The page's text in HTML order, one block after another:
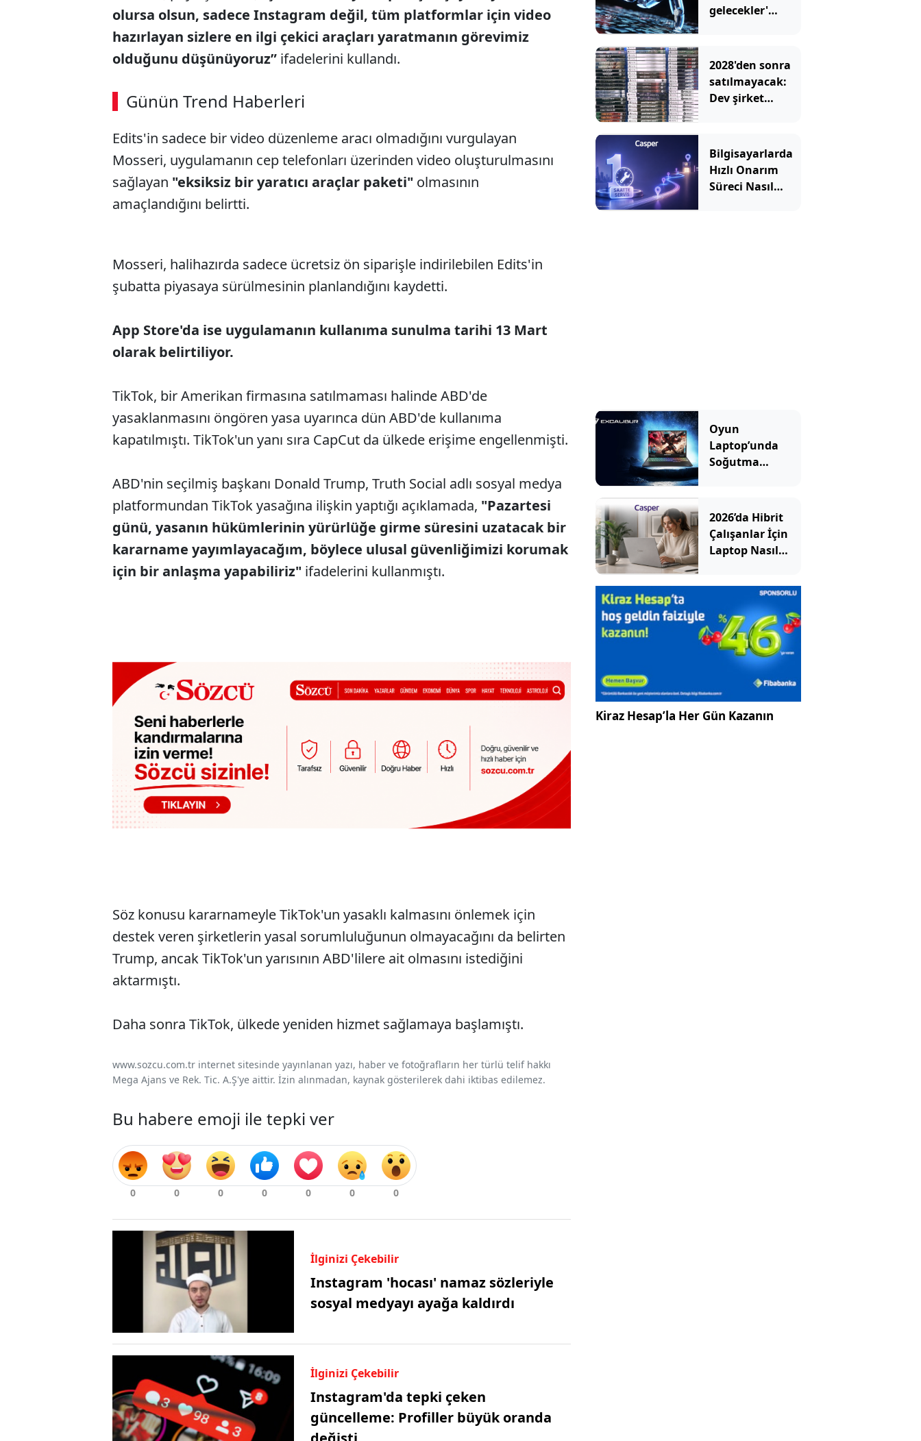
olursa olsun, sadece Instagram değil, tüm platformlar için video
hazırlayan sizlere en ilgi çekici araçları yaratmanın görevimiz
olduğunu düşünüyoruz” ifadelerini kullandı.
Günün Trend Haberleri
Edits'in sadece bir video düzenleme aracı olmadığını vurgulayan
Mosseri, uygulamanın cep telefonları üzerinden video oluşturulmasını
sağlayan "eksiksiz bir yaratıcı araçlar paketi" olmasının
amaçlandığını belirtti.
Mosseri, halihazırda sadece ücretsiz ön siparişle indirilebilen Edits'in
şubatta piyasaya sürülmesinin planlandığını kaydetti.
App Store'da ise uygulamanın kullanıma sunulma tarihi 13 Mart
olarak belirtiliyor.
TikTok, bir Amerikan firmasına satılmaması halinde ABD'de
yasaklanmasını öngören yasa uyarınca dün ABD'de kullanıma
kapatılmıştı. TikTok'un yanı sıra CapCut da ülkede erişime engellenmişti.
ABD'nin seçilmiş başkanı Donald Trump, Truth Social adlı sosyal medya
platformundan TikTok yasağına ilişkin yaptığı açıklamada, "Pazartesi
günü, yasanın hükümlerinin yürürlüğe girme süresini uzatacak bir
kararname yayımlayacağım, böylece ulusal güvenliğimizi korumak
için bir anlaşma yapabiliriz" ifadelerini kullanmıştı.
Söz konusu kararnameyle TikTok'un yasaklı kalmasını önlemek için
destek veren şirketlerin yasal sorumluluğunun olmayacağını da belirten
Trump, ancak TikTok'un yarısının ABD'lilere ait olmasını istediğini
aktarmıştı.
Daha sonra TikTok, ülkede yeniden hizmet sağlamaya başlamıştı.
www.sozcu.com.tr internet sitesinde yayınlanan yazı, haber ve fotoğrafların her türlü telif hakkı
Mega Ajans ve Rek. Tic. A.Ş'ye aittir. İzin alınmadan, kaynak gösterilerek dahi iktibas edilemez.
Bu habere emoji ile tepki ver
İlginizi Çekebilir
Instagram 'hocası' namaz sözleriyle
sosyal medyayı ayağa kaldırdı
İlginizi Çekebilir
Instagram'da tepki çeken
güncelleme: Profiller büyük oranda
gelecekler'
karardı
2028'den sonra
satılmayacak:
Dev şirket
başladı
Bilgisayarlarda
Hızlı Onarım
Süreci Nasıl
Oyun
Laptop’unda
Soğutma
2026’da Hibrit
Çalışanlar İçin
Laptop Nasıl
Özellikler
Kiraz Hesap’la Her Gün Kazanın